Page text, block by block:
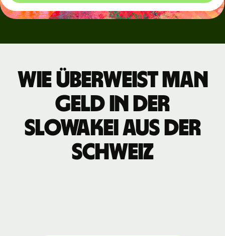
Wie überweist man
Geld in der
Slowakei aus der
Schweiz